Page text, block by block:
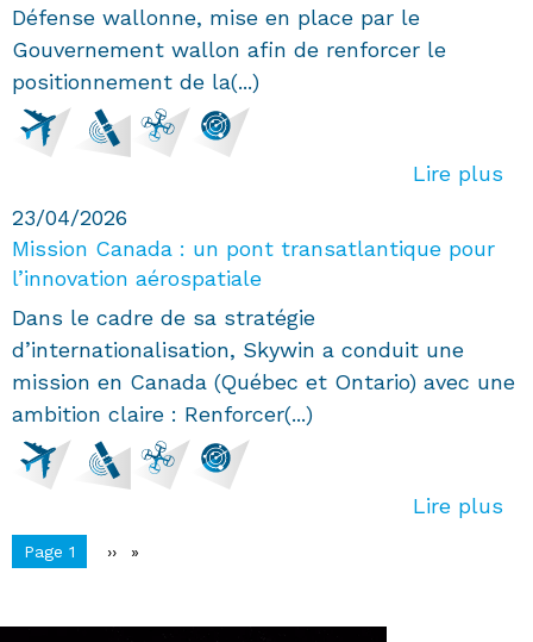
Défense wallonne, mise en place par le
Gouvernement wallon afin de renforcer le
positionnement de la(...)
Lire plus
23/04/2026
Mission Canada : un pont transatlantique pour
l’innovation aérospatiale
Dans le cadre de sa stratégie
d’internationalisation, Skywin a conduit une
mission en Canada (Québec et Ontario) avec une
ambition claire : Renforcer(...)
Lire plus
Pagination
You're on
Page 1
Page
››